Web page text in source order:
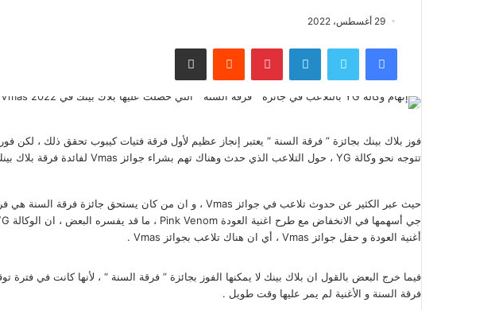
29 أغسطس، 2022
فيسبوك تويتر لينكدإن بينتيريست مشاركة عبر البريد
تتوجه نحو وكالة YG ، حول التلاعب الذي حدث وهناك تهم بشراء جوائز Vmas لفائدة فرقة بلاك بينك .
أغنية العودة و حفل جوائز Vmas ، أي ان هناك تلاعب بجوائز Vmas .
فيما خرج البعض بالقول ان بلاك بينك لا يمكنها الفوز بجائزة ” فرقة السنة “ ، لأنها كانت في فترة
فرقة السنة و الأغنية لم يمر عليها وقت طويل .